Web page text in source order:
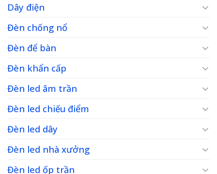
Dây điện
Đèn chống nổ
Đèn để bàn
Đèn khẩn cấp
Đèn led âm trần
Đèn led chiếu điểm
Đèn led dây
Đèn led nhà xưởng
Đèn led ốp trần